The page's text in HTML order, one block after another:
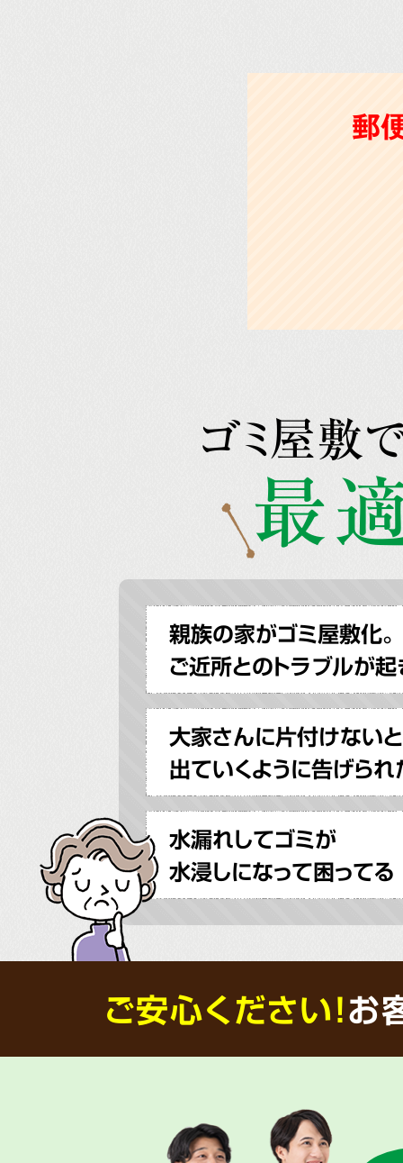
郵
ゴミ屋敷
最
親族の家がゴミ屋敷化。
ご近所とのトラブルが
大家さんに片付けないと
出ていくように告げられ
水漏れしてゴミが
水浸しになって困ってる
ご安心ください！お